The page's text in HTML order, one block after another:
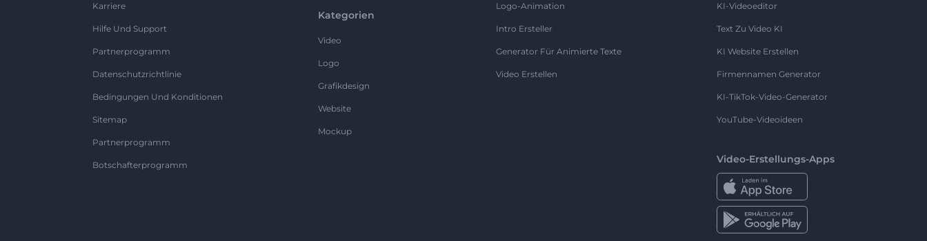
Karriere
Hilfe Und Support
Partnerprogramm
Datenschutzrichtlinie
Bedingungen Und Konditionen
Sitemap
Partnerprogramm
Botschafterprogramm
Kategorien
Video
Logo
Grafikdesign
Website
Mockup
Logo-Animation
Intro Ersteller
Generator Für Animierte Texte
Video Erstellen
KI-Videoeditor
Text Zu Video KI
KI Website Erstellen
Firmennamen Generator
KI-TikTok-Video-Generator
YouTube-Videoideen
Video-Erstellungs-Apps